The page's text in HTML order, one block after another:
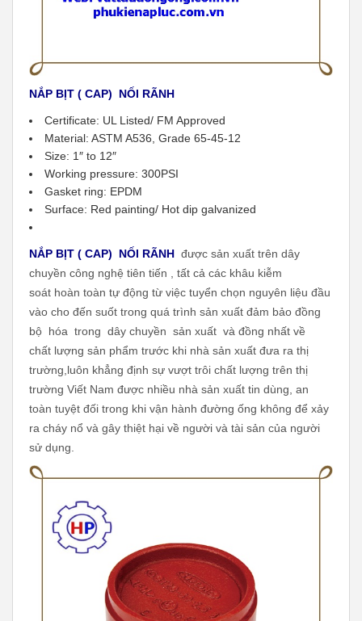
NẮP BỊT ( CAP) NỐI RÃNH
Certificate: UL Listed/ FM Approved
Material: ASTM A536, Grade 65-45-12
Size: 1″ to 12″
Working pressure: 300PSI
Gasket ring: EPDM
Surface: Red painting/ Hot dip galvanized
NẮP BỊT ( CAP) NỐI RÃNH được sản xuất trên dây
chuyền công nghệ tiên tiến , tất cả các khâu kiễm
soát hoàn toàn tự động từ việc tuyển chọn nguyên liệu đầu
vào cho đến suốt trong quá trình sản xuất đảm bảo đồng
bộ hóa trong dây chuyền sản xuất và đồng nhất về
chất lượng sản phẩm trước khi nhà sản xuất đưa ra thị
trường,luôn khẳng định sự vượt trôi chất lượng trên thị
trường Viết Nam được nhiều nhà sản xuất tin dùng, an
toàn tuyệt đối trong khi vận hành đường ống không để xảy
ra cháy nổ và gây thiệt hại về người và tài sản của người
sử dụng.